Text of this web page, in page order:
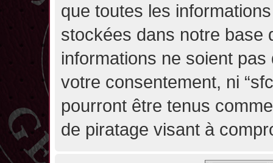
que toutes les
stockées dans notre base
informations ne soient
votre consentement, ni
pourront être tenus
de piratage visant à